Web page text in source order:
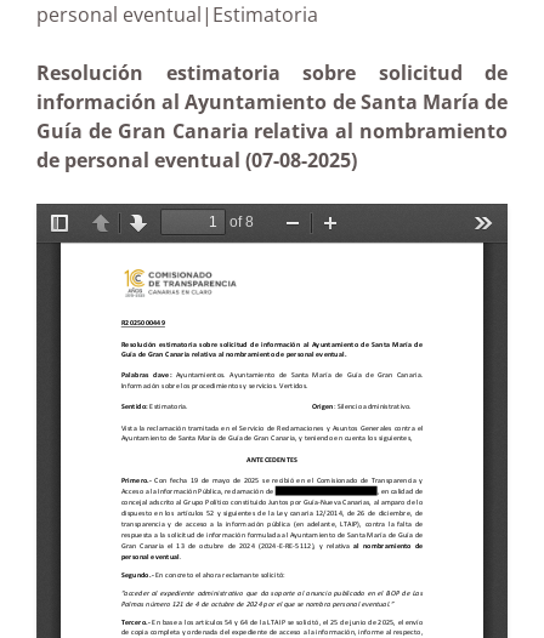
personal eventual|Estimatoria
Resolución estimatoria sobre solicitud de
información al Ayuntamiento de Santa María de
Guía de Gran Canaria relativa al nombramiento
de personal eventual (07-08-2025)